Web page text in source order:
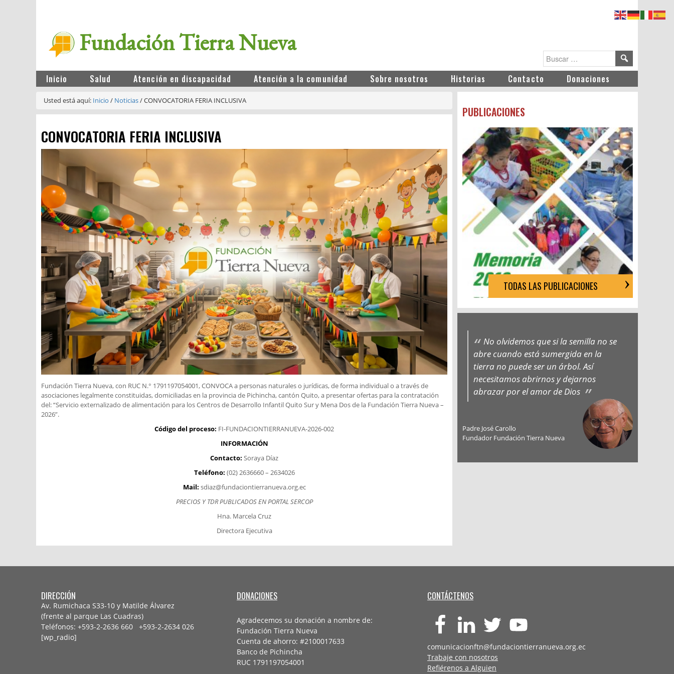
Fundación Tierra Nueva
Inicio Salud Atención en discapacidad Atención a la comunidad Sobre nosotros Historias Contacto Donaciones
Usted está aquí: Inicio / Noticias/CONVOCATORIA FERIA INCLUSIVA
CONVOCATORIA FERIA INCLUSIVA
Fundación Tierra Nueva, con RUC N.° 1791197054001, CONVOCA a personas naturales o jurídicas, de forma individual o a través de
asociaciones legalmente constituidas, domiciliadas en la provincia de Pichincha, cantón Quito, a presentar ofertas para la contratación
del: “Servicio externalizado de alimentación para los Centros de Desarrollo Infantil Quito Sur y Mena Dos de la Fundación Tierra Nueva –
2026”.
Código del proceso: FI-FUNDACIONTIERRANUEVA-2026-002
INFORMACIÓN
Contacto: Soraya Díaz
Teléfono: (02) 2636660 – 2634026
Mail: sdiaz@fundaciontierranueva.org.ec
PRECIOS Y TDR PUBLICADOS EN PORTAL SERCOP
Hna. Marcela Cruz
Directora Ejecutiva
PUBLICACIONES
TODAS LAS PUBLICACIONES
No olvidemos que si la semilla no se
abre cuando está sumergida en la
tierra no puede ser un árbol. Así
necesitamos abrirnos y dejarnos
abrazar por el amor de Dios
Padre José Carollo
Fundador Fundación Tierra Nueva
DIRECCIÓN
Av. Rumichaca S33-10 y Matilde Álvarez
(frente al parque Las Cuadras)
Teléfonos: +593-2-2636 660 +593-2-2634 026
[wp_radio]
DONACIONES
Agradecemos su donación a nombre de:
Fundación Tierra Nueva
Cuenta de ahorro: #2100017633
Banco de Pichincha
RUC 1791197054001
CONTÁCTENOS
comunicacionftn@fundaciontierranueva.org.ec
Trabaje con nosotros
Refiérenos a Alguien